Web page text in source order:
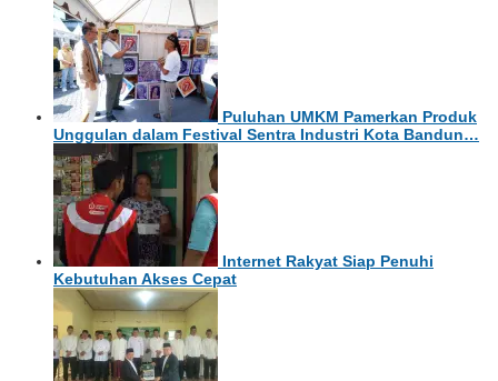
Puluhan UMKM Pamerkan Produk
Unggulan dalam Festival Sentra Industri Kota Bandun…
Internet Rakyat Siap Penuhi
Kebutuhan Akses Cepat